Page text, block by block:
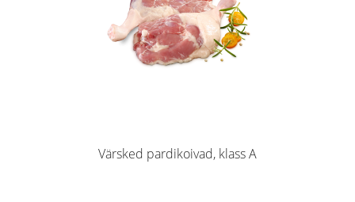
Värsked pardikoivad, klass A